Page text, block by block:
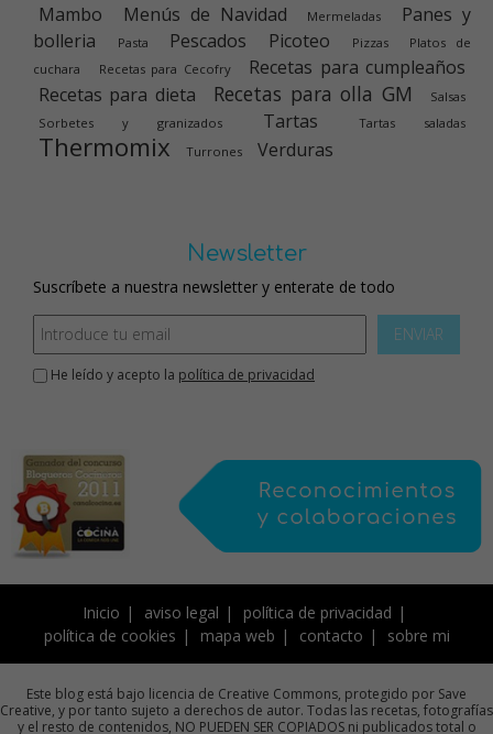
Mambo Menús de Navidad Mermeladas
Panes y
bolleria
Pasta Pescados Picoteo Pizzas
Platos de
cuchara
Recetas para Cecofry
Recetas para cumpleaños
Recetas para dieta
Recetas para olla GM
Salsas
Sorbetes y granizados
Tartas Tartas saladas
Thermomix Turrones Verduras
Newsletter
Suscríbete a nuestra newsletter y enterate de todo
ENVIAR
He leído y acepto la política de privacidad
Inicio aviso legal
política de privacidad
política de cookies
mapa web contacto sobre mi
Este blog está bajo licencia de Creative Commons, protegido por Save
Creative, y por tanto sujeto a derechos de autor. Todas las recetas, fotografías
y el resto de contenidos, NO PUEDEN SER COPIADOS ni publicados total o